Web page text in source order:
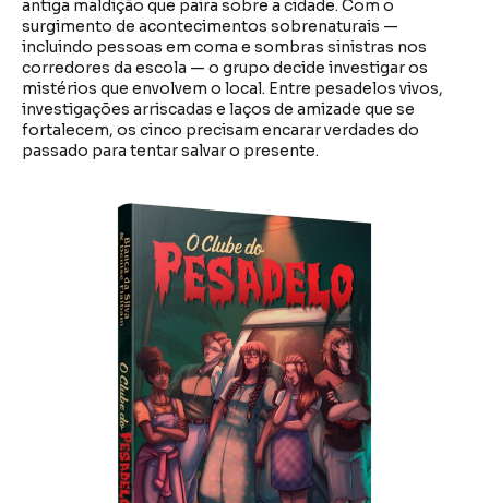
antiga maldição que paira sobre a cidade. Com o
surgimento de acontecimentos sobrenaturais —
incluindo pessoas em coma e sombras sinistras nos
corredores da escola — o grupo decide investigar os
mistérios que envolvem o local. Entre pesadelos vivos,
investigações arriscadas e laços de amizade que se
fortalecem, os cinco precisam encarar verdades do
passado para tentar salvar o presente.